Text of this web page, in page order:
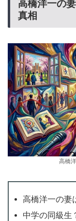
高橋洋一の
真相
高橋
高橋洋一の妻
中学の同級生